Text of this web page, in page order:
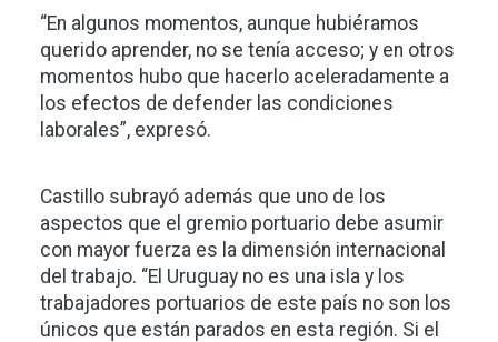
“En algunos momentos, aunque hubiéramos
querido aprender, no se tenía acceso; y en otros
momentos hubo que hacerlo aceleradamente a
los efectos de defender las condiciones
laborales”, expresó.
Castillo subrayó además que uno de los
aspectos que el gremio portuario debe asumir
con mayor fuerza es la dimensión internacional
del trabajo. “El Uruguay no es una isla y los
trabajadores portuarios de este país no son los
únicos que están parados en esta región. Si el